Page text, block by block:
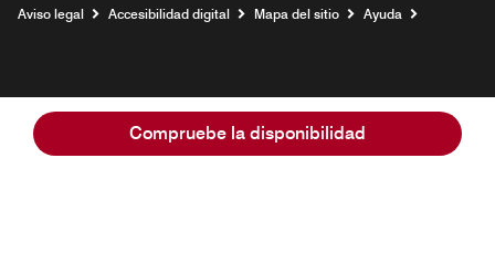
Compruebe la disponibilidad
Aviso legal
Accesibilidad digital Mapa del sitio Ayuda